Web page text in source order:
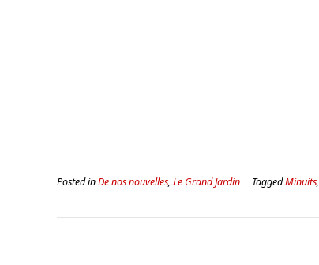
Posted inDe nos nouvelles, Le Grand Jardin TaggedMinuits,